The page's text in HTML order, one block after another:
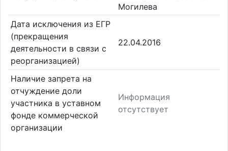
Могилева
Дата исключения из ЕГР
(прекращения
деятельности в связи с
реорганизацией)
22.04.2016
Наличие запрета на
отчуждение доли
участника в уставном
фонде коммерческой
организации
Информация
отсутствует